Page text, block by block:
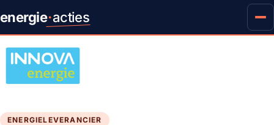
energie·acties
ENERGIELEVERANCIER